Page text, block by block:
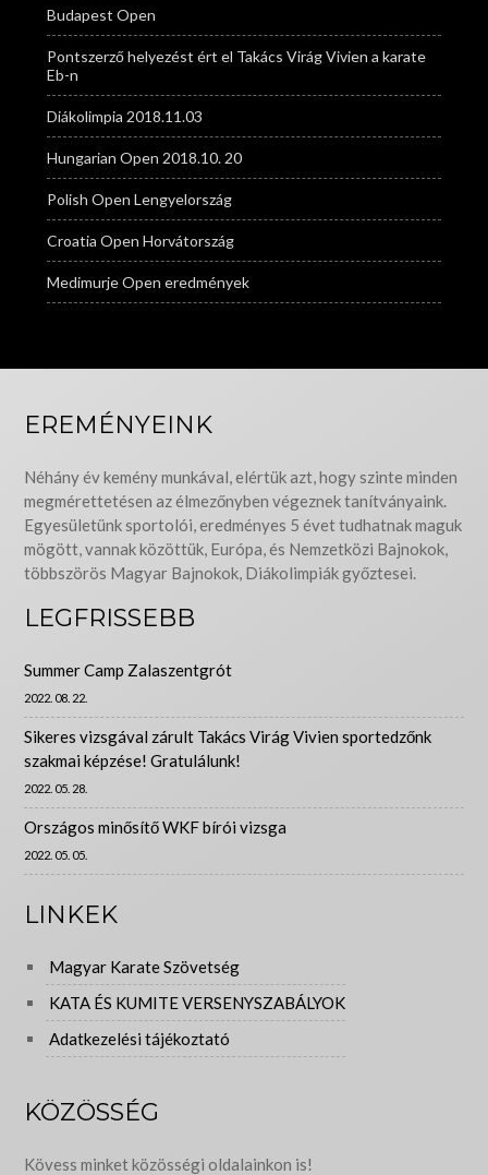
Budapest Open
Pontszerző helyezést ért el Takács Virág Vivien a karate
Eb-n
Diákolimpia 2018.11.03
Hungarian Open 2018.10. 20
Polish Open Lengyelország
Croatia Open Horvátország
Medimurje Open eredmények
EREMÉNYEINK
Néhány év kemény munkával, elértük azt, hogy szinte minden
megmérettetésen az élmezőnyben végeznek tanítványaink.
Egyesületünk sportolói, eredményes 5 évet tudhatnak maguk
mögött, vannak közöttük, Európa, és Nemzetközi Bajnokok,
többszörös Magyar Bajnokok, Diákolimpiák győztesei.
LEGFRISSEBB
Summer Camp Zalaszentgrót
2022. 08. 22.
Sikeres vizsgával zárult Takács Virág Vivien sportedzőnk
szakmai képzése! Gratulálunk!
2022. 05. 28.
Országos minősítő WKF bírói vizsga
2022. 05. 05.
LINKEK
Magyar Karate Szövetség
KATA ÉS KUMITE VERSENYSZABÁLYOK
Adatkezelési tájékoztató
KÖZÖSSÉG
Kövess minket közösségi oldalainkon is!